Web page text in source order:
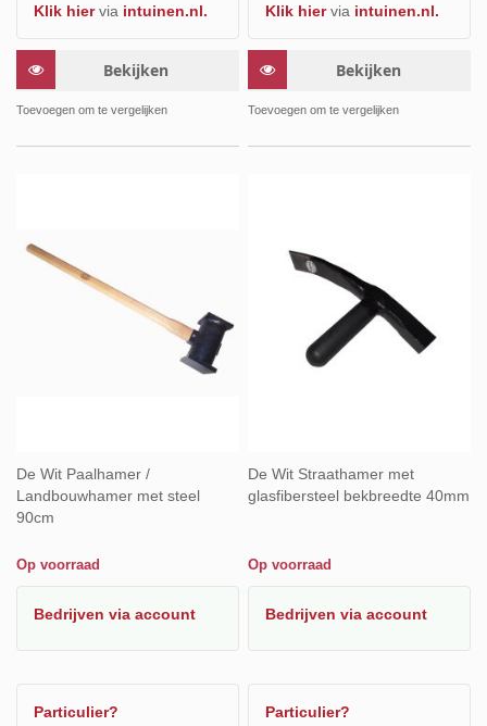
Klik hiervia intuinen.nl.
Bekijken
Toevoegen om te vergelijken
Klik hiervia intuinen.nl.
Bekijken
Toevoegen om te vergelijken
De Wit Paalhamer /
Landbouwhamer met steel
90cm
Op voorraad
Bedrijven via account
Particulier?
De Wit Straathamer met
glasfibersteel bekbreedte 40mm
Op voorraad
Bedrijvenvia account
Particulier?